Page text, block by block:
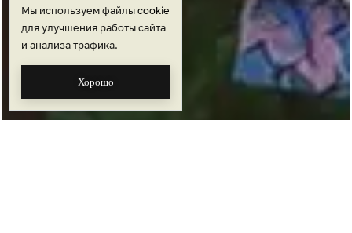
Мы используем файлыcookie
для улучшения работы сайта
и анализа трафика.
Хорошо